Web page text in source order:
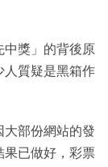
中獎」的背後原
人質疑是黑箱作
大部份網站的發
果已做好，彩票